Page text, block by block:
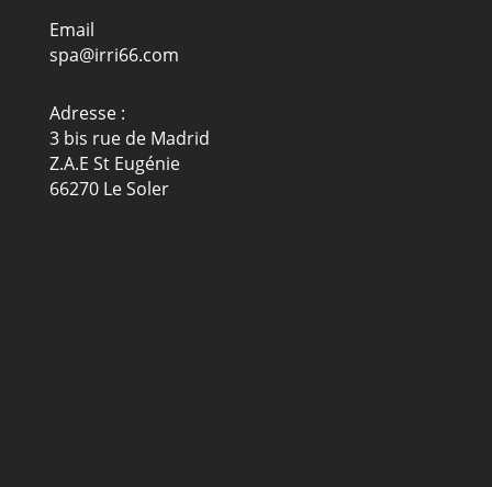
Email
spa@irri66.com
Adresse :
3 bis rue de Madrid
Z.A.E St Eugénie
66270 Le Soler